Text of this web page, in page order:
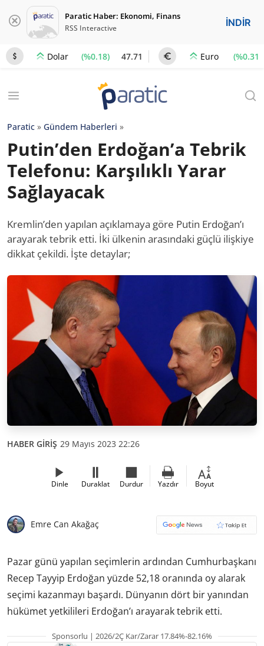
Paratic Haber: Ekonomi, Finans
RSS Interactive İNDİR
Dolar (%0.18) 47.71 Euro (%0.31)
Paratic » Gündem Haberleri »
Putin’den Erdoğan’a Tebrik
Telefonu: Karşılıklı Yarar
Sağlayacak
Kremlin’den yapılan açıklamaya göre Putin Erdoğan’ı
arayarak tebrik etti. İki ülkenin arasındaki güçlü ilişkiye
dikkat çekildi. İşte detaylar;
HABER GİRİŞ 29 Mayıs 2023 22:26
Dinle Duraklat Durdur Yazdır Boyut
Emre Can Akağaç
Pazar günü yapılan seçimlerin ardından Cumhurbaşkanı
Recep Tayyip Erdoğan yüzde 52,18 oranında oy alarak
seçimi kazanmayı başardı. Dünyanın dört bir yanından
hükümet yetkilileri Erdoğan’ı arayarak tebrik etti.
Sponsorlu | 2026/2Ç Kar/Zarar 17.84%-82.16%